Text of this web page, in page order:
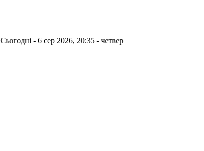
Сьогодні - 6 сер 2026, 20:35 - четвер